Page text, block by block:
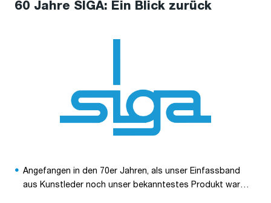
60 Jahre SIGA: Ein Blick zurück
Angefangen in den 70er Jahren, als unser Einfassband
aus Kunstleder noch unser bekanntestes Produkt war…